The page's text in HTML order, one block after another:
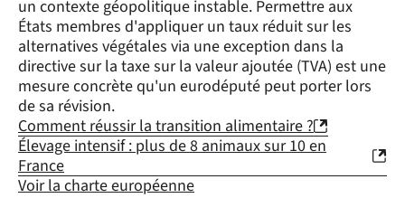
un contexte géopolitique instable. Permettre aux
États membres d'appliquer un taux réduit sur les
alternatives végétales via une exception dans la
directive sur la taxe sur la valeur ajoutée (TVA) est une
mesure concrète qu'un eurodéputé peut porter lors
de sa révision.
Comment réussir la transition alimentaire ?
Élevage intensif : plus de 8 animaux sur 10 en
France
Voir la charte européenne